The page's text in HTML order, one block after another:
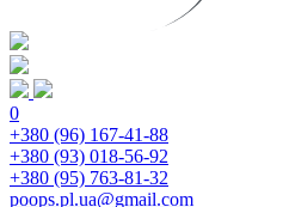
0
+380 (96) 167-41-88
+380 (93) 018-56-92
+380 (95) 763-81-32
poops.pl.ua@gmail.com